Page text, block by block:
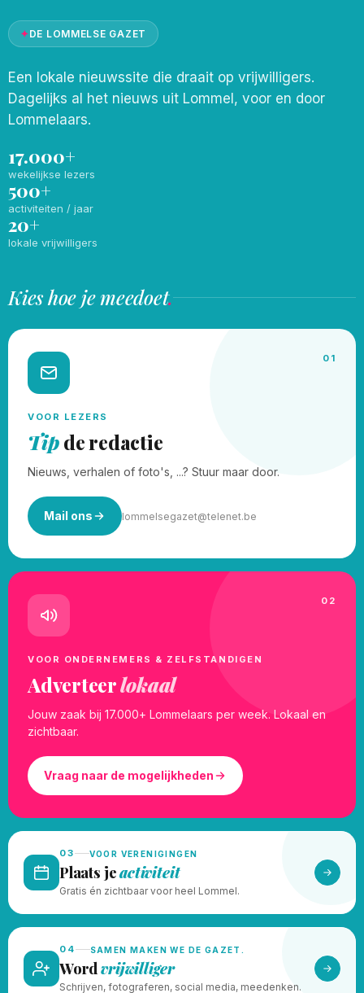
✦DE LOMMELSE GAZET
Een lokale nieuwssite die draait op vrijwilligers.
Dagelijks al het nieuws uit Lommel, voor en door
Lommelaars.
17.000+
wekelijkse lezers
500+
activiteiten / jaar
20+
lokale vrijwilligers
Kies hoe je meedoet.
01
VOOR LEZERS
Tipde redactie
Nieuws, verhalen of foto's, ...? Stuur maar door.
Mail ons lommelsegazet@telenet.be
02
VOOR ONDERNEMERS & ZELFSTANDIGEN
Adverteerlokaal
Jouw zaak bij 17.000+ Lommelaars per week. Lokaal en
zichtbaar.
Vraag naar de mogelijkheden
03 VOOR VERENIGINGEN
Plaats jeactiviteit
Gratis én zichtbaar voor heel Lommel.
04 SAMEN MAKEN WE DE GAZET.
Wordvrijwilliger
Schrijven, fotograferen, social media, meedenken.